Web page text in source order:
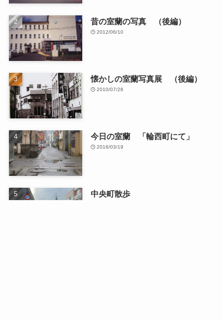
昔の室蘭の写真 （後編）
2012/06/10
懐かしの室蘭写真展 （後編）
2010/07/28
今日の室蘭 「輪西町にて」
2016/03/19
中央町散歩